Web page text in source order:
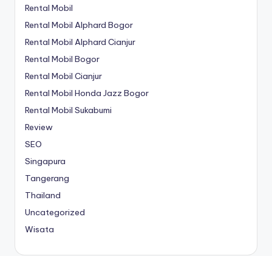
Rental Mobil
Rental Mobil Alphard Bogor
Rental Mobil Alphard Cianjur
Rental Mobil Bogor
Rental Mobil Cianjur
Rental Mobil Honda Jazz Bogor
Rental Mobil Sukabumi
Review
SEO
Singapura
Tangerang
Thailand
Uncategorized
Wisata